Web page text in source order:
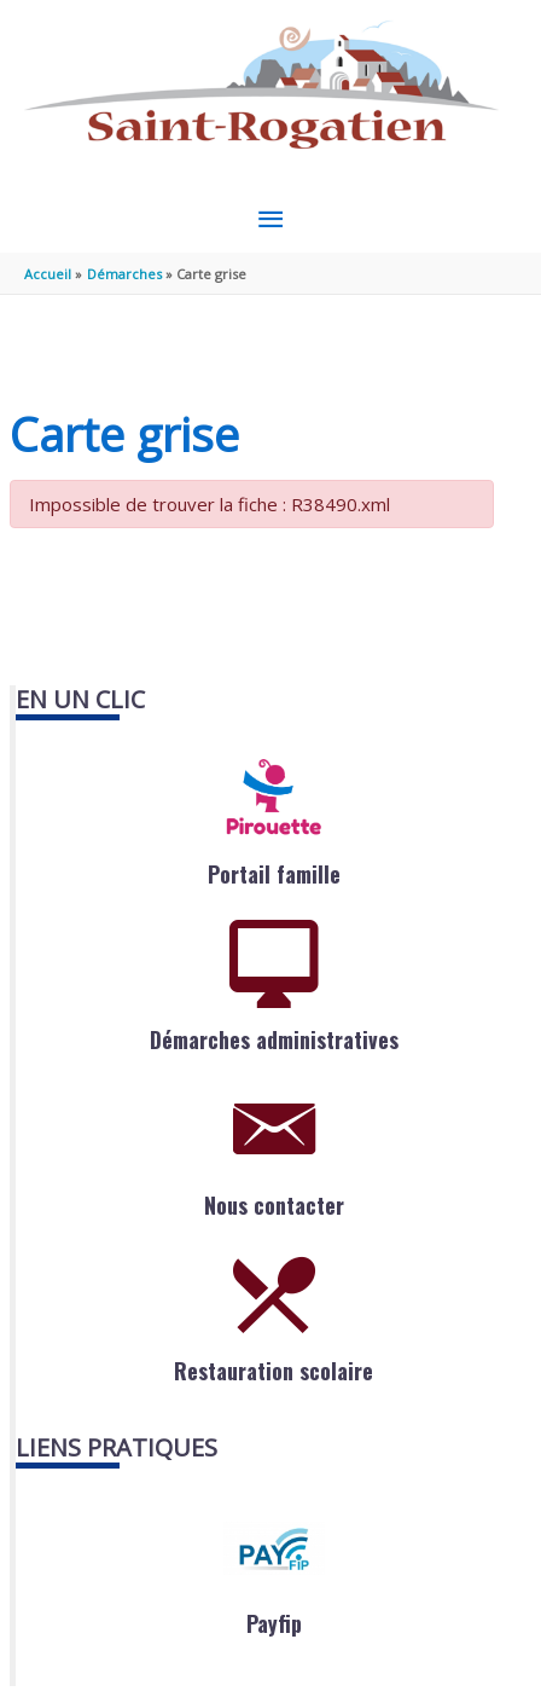
MENU
Accueil Démarches Carte grise
Carte grise
Impossible de trouver la fiche : R38490.xml
EN UN CLIC
Portail famille
Démarches administratives
Nous contacter
Restauration scolaire
LIENS PRATIQUES
Payfip